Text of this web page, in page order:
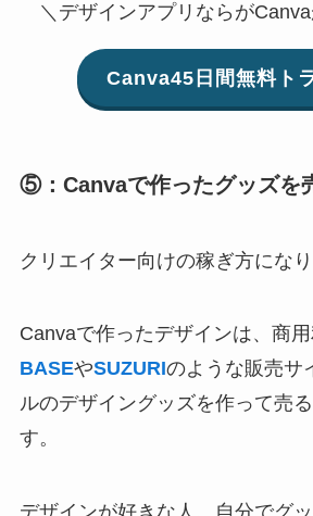
＼デザインアプリならが
Canva45日間無料ト
⑤：Canvaで作ったグッズを
クリエイター向けの稼ぎ方になり
Canvaで作ったデザインは、商
BASEやSUZURIのような販売サ
ルのデザイングッズを作って売
す。